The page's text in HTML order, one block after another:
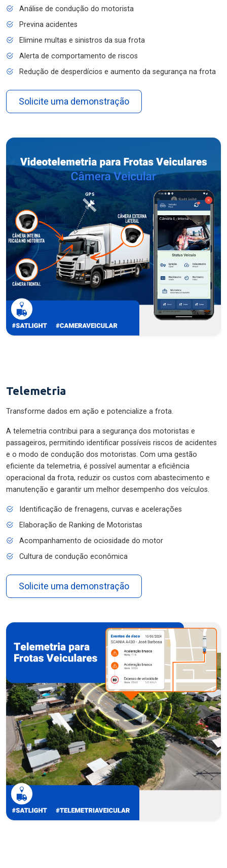
Análise de condução do motorista
Previna acidentes
Elimine multas e sinistros da sua frota
Alerta de comportamento de riscos
Redução de desperdícios e aumento da segurança na frota
Solicite uma demonstração
Telemetria
Transforme dados em ação e potencialize a frota.
A telemetria contribui para a segurança dos motoristas e
passageiros, permitindo identificar possíveis riscos de acidentes
e o modo de condução dos motoristas. Com uma gestão
eficiente da telemetria, é possível aumentar a eficiência
operacional da frota, reduzir os custos com abastecimento e
manutenção e garantir um melhor desempenho dos veículos.
Identificação de frenagens, curvas e acelerações
Elaboração de Ranking de Motoristas
Acompanhamento de ociosidade do motor
Cultura de condução econômica
Solicite uma demonstração